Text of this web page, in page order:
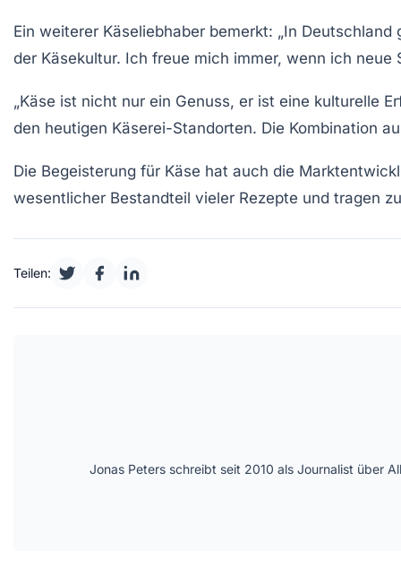
Ein weiterer Käseliebhaber bemerkt: „In
der Käsekultur. Ich freue mich immer, wenn ich
„Käse ist nicht nur ein Genuss, er ist eine kulturelle
den heutigen Käserei-Standorten. Die Kombination
Die Begeisterung für Käse hat auch die
wesentlicher Bestandteil vieler Rezepte und tragen
Teilen:
Jonas Peters schreibt seit 2010 als Journalist über